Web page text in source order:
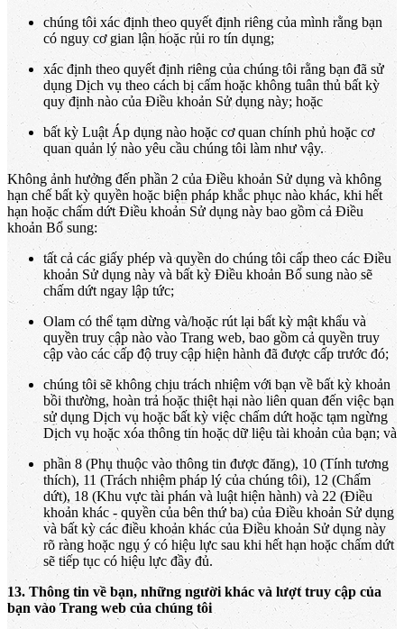
chúng tôi xác định theo quyết định riêng của mình rằng bạn
có nguy cơ gian lận hoặc rủi ro tín dụng;
xác định theo quyết định riêng của chúng tôi rằng bạn đã sử
dụng Dịch vụ theo cách bị cấm hoặc không tuân thủ bất kỳ
quy định nào của Điều khoản Sử dụng này; hoặc
bất kỳ Luật Áp dụng nào hoặc cơ quan chính phủ hoặc cơ
quan quản lý nào yêu cầu chúng tôi làm như vậy.
Không ảnh hưởng đến phần 2 của Điều khoản Sử dụng và không
hạn chế bất kỳ quyền hoặc biện pháp khắc phục nào khác, khi hết
hạn hoặc chấm dứt Điều khoản Sử dụng này bao gồm cả Điều
khoản Bổ sung:
tất cả các giấy phép và quyền do chúng tôi cấp theo các Điều
khoản Sử dụng này và bất kỳ Điều khoản Bổ sung nào sẽ
chấm dứt ngay lập tức;
Olam có thể tạm dừng và/hoặc rút lại bất kỳ mật khẩu và
quyền truy cập nào vào Trang web, bao gồm cả quyền truy
cập vào các cấp độ truy cập hiện hành đã được cấp trước đó;
chúng tôi sẽ không chịu trách nhiệm với bạn về bất kỳ khoản
bồi thường, hoàn trả hoặc thiệt hại nào liên quan đến việc bạn
sử dụng Dịch vụ hoặc bất kỳ việc chấm dứt hoặc tạm ngừng
Dịch vụ hoặc xóa thông tin hoặc dữ liệu tài khoản của bạn; và
phần 8 (Phụ thuộc vào thông tin được đăng), 10 (Tính tương
thích), 11 (Trách nhiệm pháp lý của chúng tôi), 12 (Chấm
dứt), 18 (Khu vực tài phán và luật hiện hành) và 22 (Điều
khoản khác - quyền của bên thứ ba) của Điều khoản Sử dụng
và bất kỳ các điều khoản khác của Điều khoản Sử dụng này
rõ ràng hoặc ngụ ý có hiệu lực sau khi hết hạn hoặc chấm dứt
sẽ tiếp tục có hiệu lực đầy đủ.
13. Thông tin về bạn, những người khác và lượt truy cập của
bạn vào Trang web của chúng tôi